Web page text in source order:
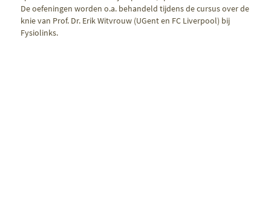
De oefeningen worden o.a. behandeld tijdens de cursus over de
knie van Prof. Dr. Erik Witvrouw (UGent en FC Liverpool) bij
Fysiolinks.